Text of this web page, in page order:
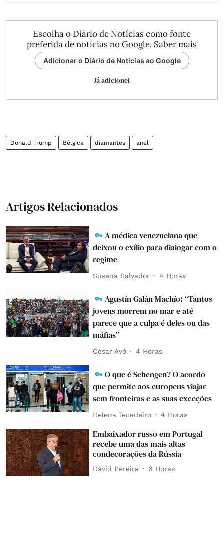
Escolha o Diário de Notícias como fonte
preferida de notícias no Google. Saber mais
Adicionar o Diário de Notícias ao Google
Já adicionei
Donald Trump Bélgica diamantes anel
Artigos Relacionados
A médica venezuelana que
deixou o exílio para dialogar com o
regime
Susana Salvador 4 Horas
Agustín Galán Machío: “Tantos
jovens morrem no mar e até
parece que a culpa é deles ou das
máfias”
César Avó 4 Horas
O que é Schengen? O acordo
que permite aos europeus viajar
sem fronteiras e as suas exceções
Helena Tecedeiro 4 Horas
Embaixador russo em Portugal
recebe uma das mais altas
condecorações da Rússia
David Pereira 6 Horas